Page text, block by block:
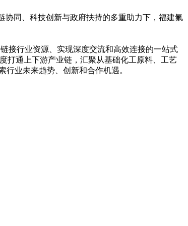
协同、科技创新与政府扶持的多重助力下，福建氟
接行业资源、实现深度交流和高效连接的一站式
打通上下游产业链，汇聚从基础化工原料、工艺
业未来趋势、创新和合作机遇。